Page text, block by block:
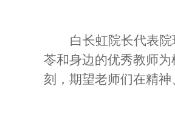
白长虹院长代表
苓和身边的优秀教师
刻，期望老师们在精